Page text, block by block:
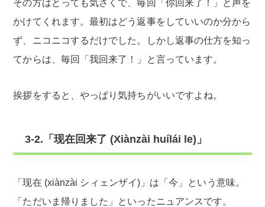
その方はとっても気さくで、毎回「你回来了！」と声を
かけてくれます。最初はどう返事をしていいのか分から
ず、ニコニコするだけでした。しかし返事の仕方を知っ
てからは、毎回「我回来了！」と言っています。
挨拶をすると、やっぱり気持ちがいいですよね。
3-2.「现在回来了 (Xiànzài huílái le)」
「现在 (xiànzài シィェンザイ)」は「今」という意味。
「ただいま帰りました」といったニュアンスです。